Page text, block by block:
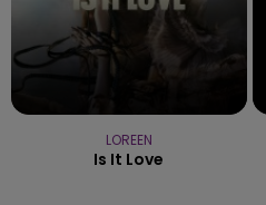
LOREEN
Is It Love